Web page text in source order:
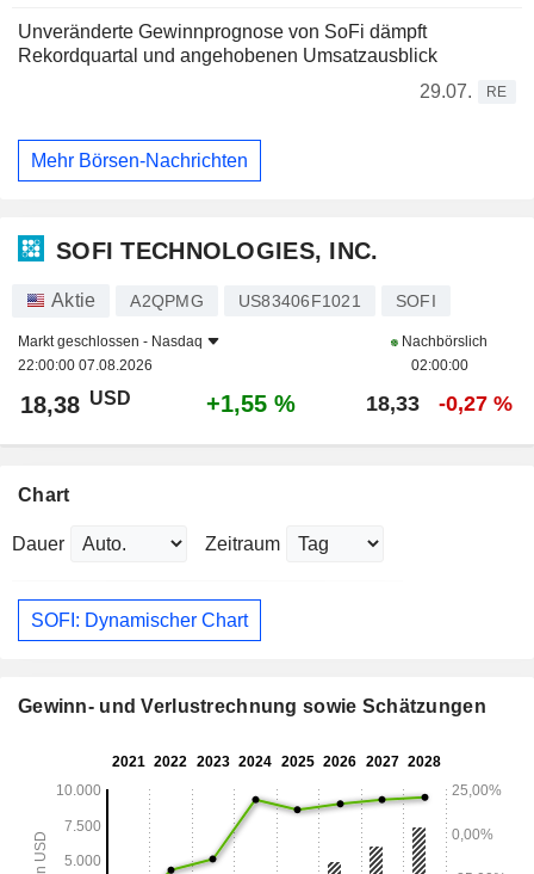
Unveränderte Gewinnprognose von SoFi dämpft
Rekordquartal und angehobenen Umsatzausblick
29.07.
RE
Mehr Börsen-Nachrichten
SOFI TECHNOLOGIES, INC.
Aktie A2QPMG US83406F1021 SOFI
Markt geschlossen - Nasdaq
22:00:00 07.08.2026
Nachbörslich
02:00:00
18,38 USD +1,55 % 18,33 -0,27 %
Chart
Dauer Zeitraum
SOFI: Dynamischer Chart
Gewinn- und Verlustrechnung sowie Schätzungen